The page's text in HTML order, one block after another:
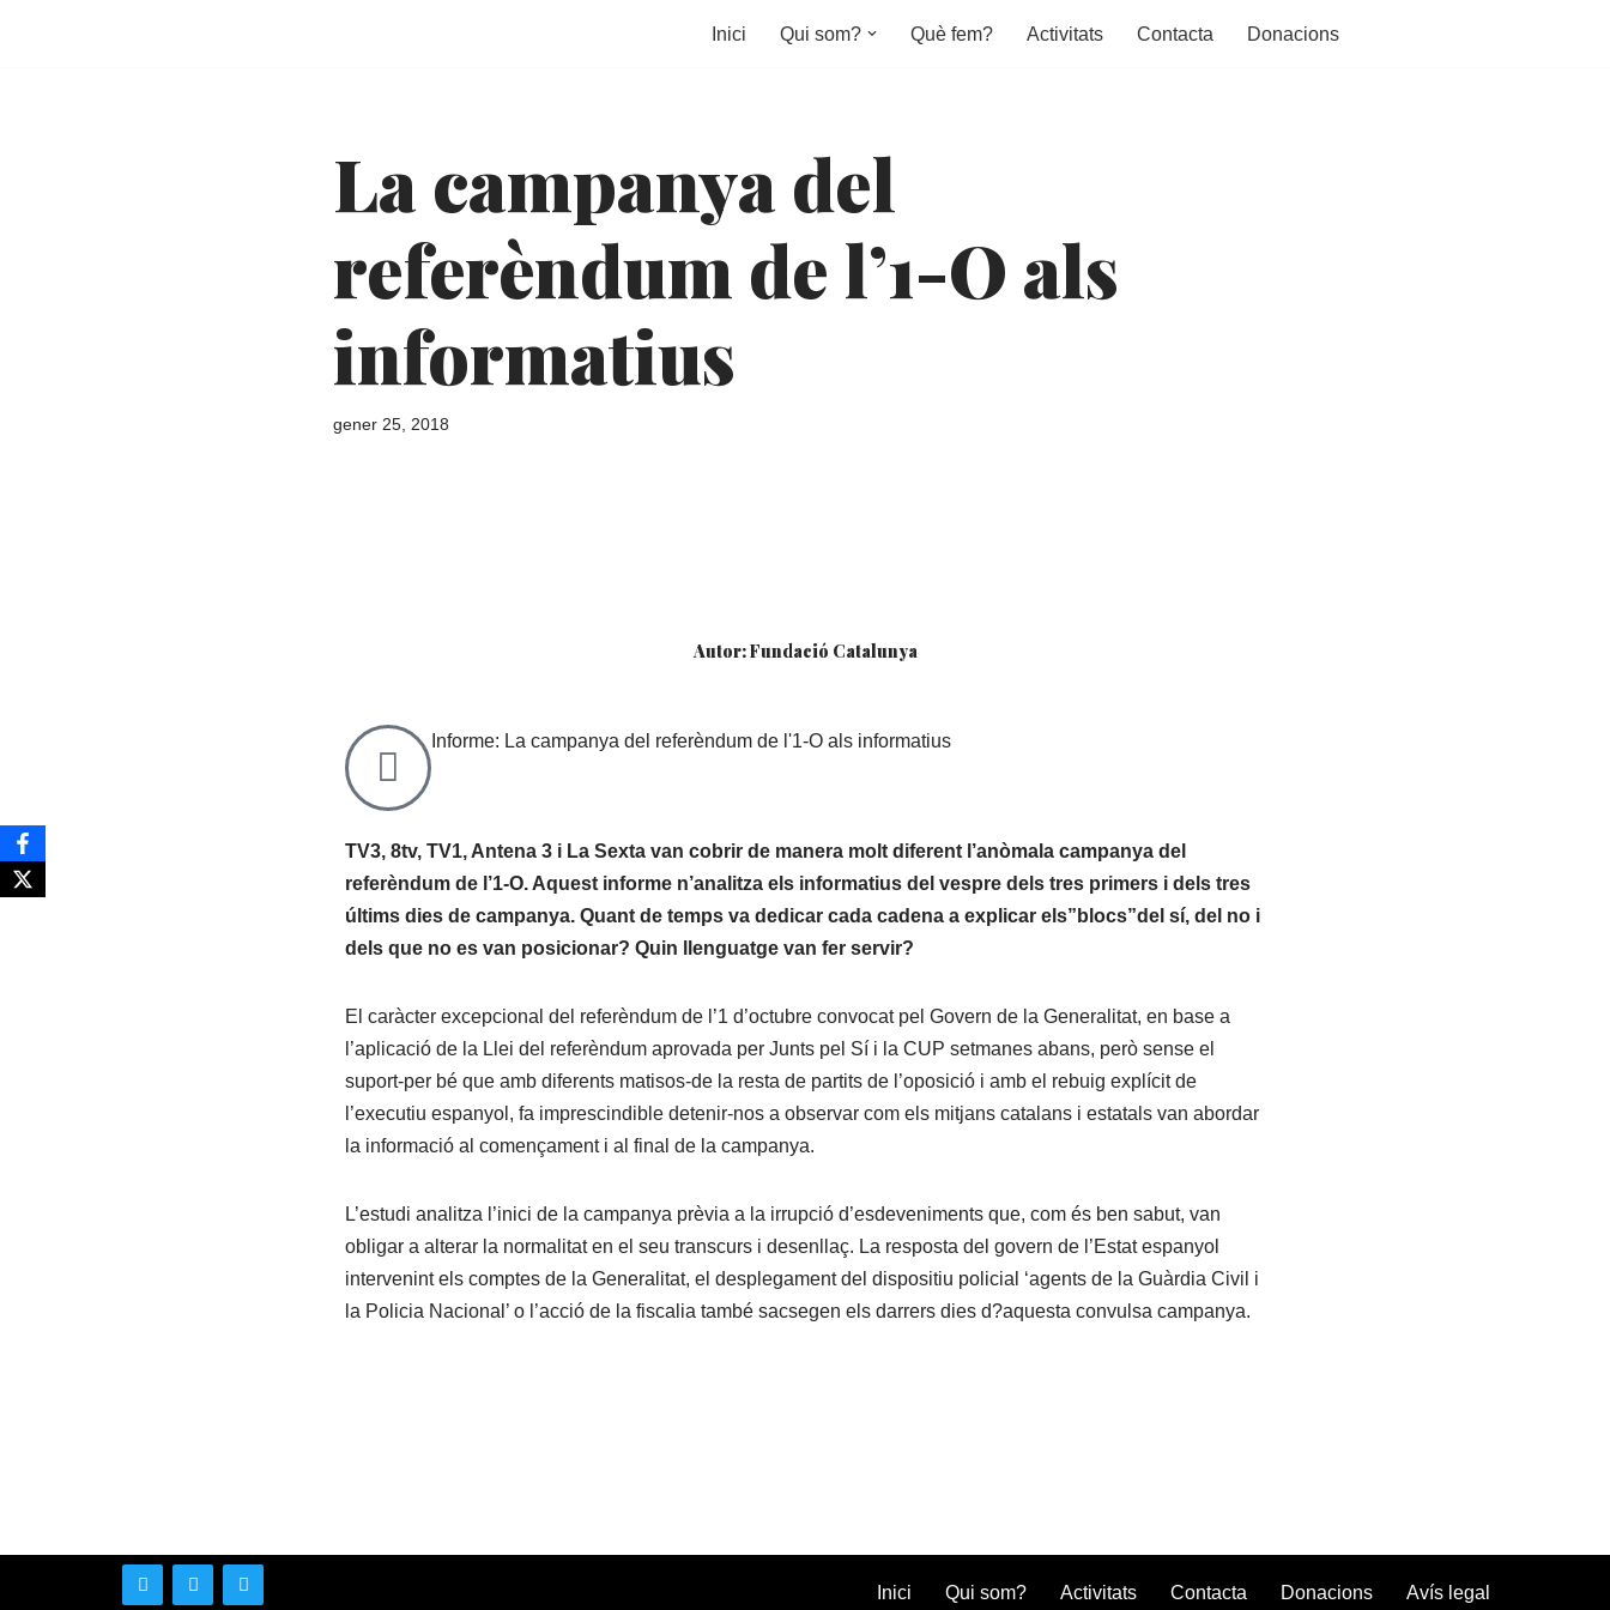
Inici Qui som? Què fem? Activitats Contacta Donacions
La campanya del
referèndum de l’1-O als
informatius
gener 25, 2018
Autor:Fundació Catalunya
Informe: La campanya del referèndum de l'1-O als informatius
TV3, 8tv, TV1, Antena 3 i La Sexta van cobrir de manera molt diferent l’anòmala campanya del
referèndum de l’1-O. Aquest informe n’analitza els informatius del vespre dels tres primers i dels tres
últims dies de campanya. Quant de temps va dedicar cada cadena a explicar els”blocs”del sí, del no i
dels que no es van posicionar? Quin llenguatge van fer servir?
El caràcter excepcional del referèndum de l’1 d’octubre convocat pel Govern de la Generalitat, en base a
l’aplicació de la Llei del referèndum aprovada per Junts pel Sí i la CUP setmanes abans, però sense el
suport-per bé que amb diferents matisos-de la resta de partits de l’oposició i amb el rebuig explícit de
l’executiu espanyol, fa imprescindible detenir-nos a observar com els mitjans catalans i estatals van abordar
la informació al començament i al final de la campanya.
L’estudi analitza l’inici de la campanya prèvia a la irrupció d’esdeveniments que, com és ben sabut, van
obligar a alterar la normalitat en el seu transcurs i desenllaç. La resposta del govern de l’Estat espanyol
intervenint els comptes de la Generalitat, el desplegament del dispositiu policial ‘agents de la Guàrdia Civil i
la Policia Nacional’ o l’acció de la fiscalia també sacsegen els darrers dies d?aquesta convulsa campanya.
Inici Qui som? Activitats Contacta Donacions Avís legal